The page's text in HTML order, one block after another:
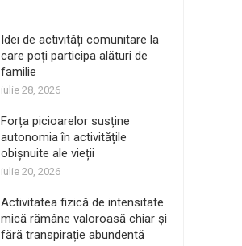
Idei de activități comunitare la
care poți participa alături de
familie
iulie 28, 2026
Forța picioarelor susține
autonomia în activitățile
obișnuite ale vieții
iulie 20, 2026
Activitatea fizică de intensitate
mică rămâne valoroasă chiar și
fără transpirație abundentă